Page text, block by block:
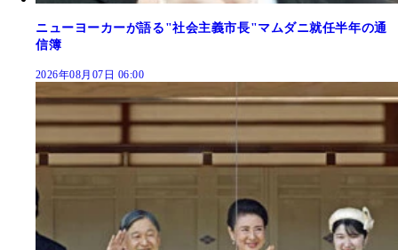
ニューヨーカーが語る"社会主義市長"マムダニ就任半年の通
信簿
2026年08月07日 06:00